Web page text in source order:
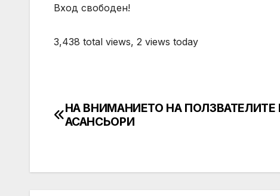
Вход свободен!
3,438 total views, 2 views today
Post
НА ВНИМАНИЕТО НА ПОЛЗВАТЕЛИТЕ
АСАНСЬОРИ